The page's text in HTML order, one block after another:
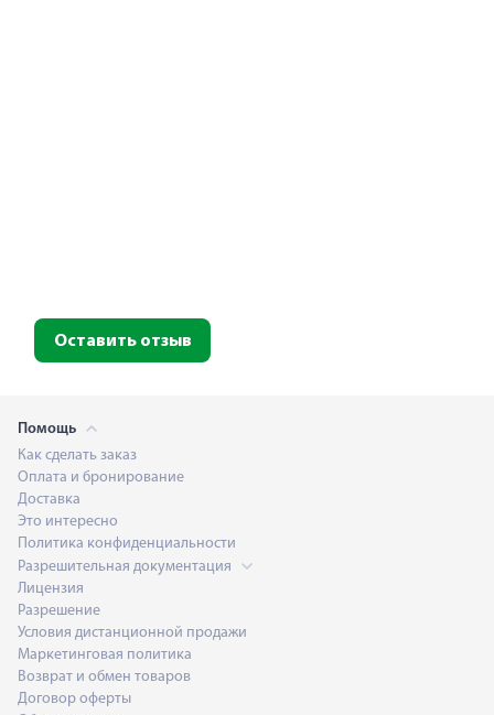
Оставить отзыв
Помощь
Как сделать заказ
Оплата и бронирование
Доставка
Это интересно
Политика конфиденциальности
Разрешительная документация
Лицензия
Разрешение
Условия дистанционной продажи
Маркетинговая политика
Возврат и обмен товаров
Договор оферты